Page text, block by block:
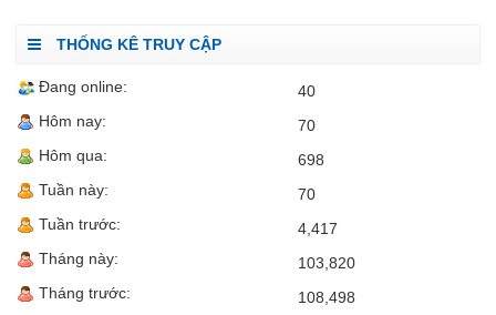
THỐNG KÊ TRUY CẬP
Đang online:
40
Hôm nay:
70
Hôm qua:
698
Tuần này:
70
Tuần trước:
4,417
Tháng này:
103,820
Tháng trước:
108,498